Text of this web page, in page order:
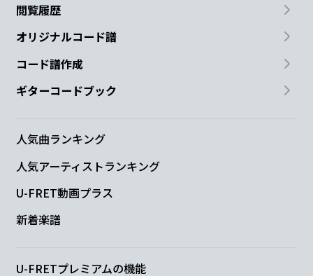
閲覧履歴
オリジナルコード譜
コード譜作成
ギターコードブック
人気曲ランキング
人気アーティストランキング
U-FRET動画プラス
新着楽譜
U-FRETプレミアムの機能